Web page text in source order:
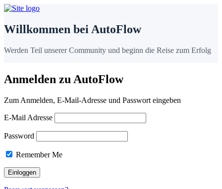
Willkommen bei AutoFlow
Werden Teil unserer Community und beginn die Reise zum Erfolg
Anmelden zu AutoFlow
Zum Anmelden, E-Mail-Adresse und Passwort eingeben
E-Mail Adresse
Password
Remember Me